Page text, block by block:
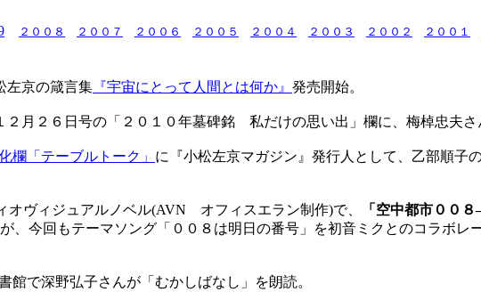
２００８ ２００７ ２００６ ２００５ ２００４ ２００３ ２００２ ２００１
京の箴言集 『宇宙にとって人間とは何か』 発売開始。
月２６日号の「２０１０年墓碑銘 私だけの思い出」欄に、梅棹忠夫さ
欄「テーブルトーク」 に『小松左京マガジン』発行人として、乙部順子
オヴィジュアルノベル(AVN オフィスエラン制作)で、 「空中都市００
、今回もテーマソング「００８は明日の番号」を初音ミクとのコラボレ
館で深野弘子さんが「むかしばなし」を朗読。